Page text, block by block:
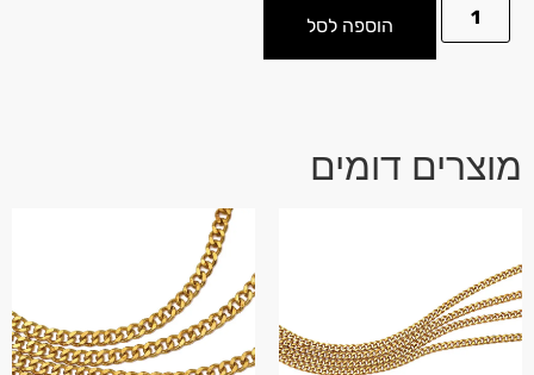
הוספה לסל
מוצרים דומים